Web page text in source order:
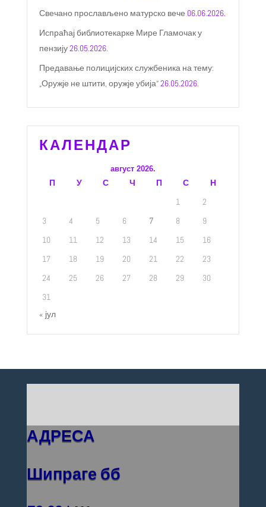
Свечано прослављено матурско вече 06.06.2026.
Испраћај библиотекарке Мире Гламочак у
пензију26.05.2026.
Предавање полицијских службеника на тему:
„Оружје не штити, оружје убија“26.05.2026.
КАЛЕНДАР
август 2026.
П У С Ч П С
Н
1
2
3
4 5 6 7 8
9
10
11 12 13 14 15
16
17
18 19 20 21 22
23
24
25 26 27 28 29
30
31
« јул
АДРЕСА
Шипраге бб